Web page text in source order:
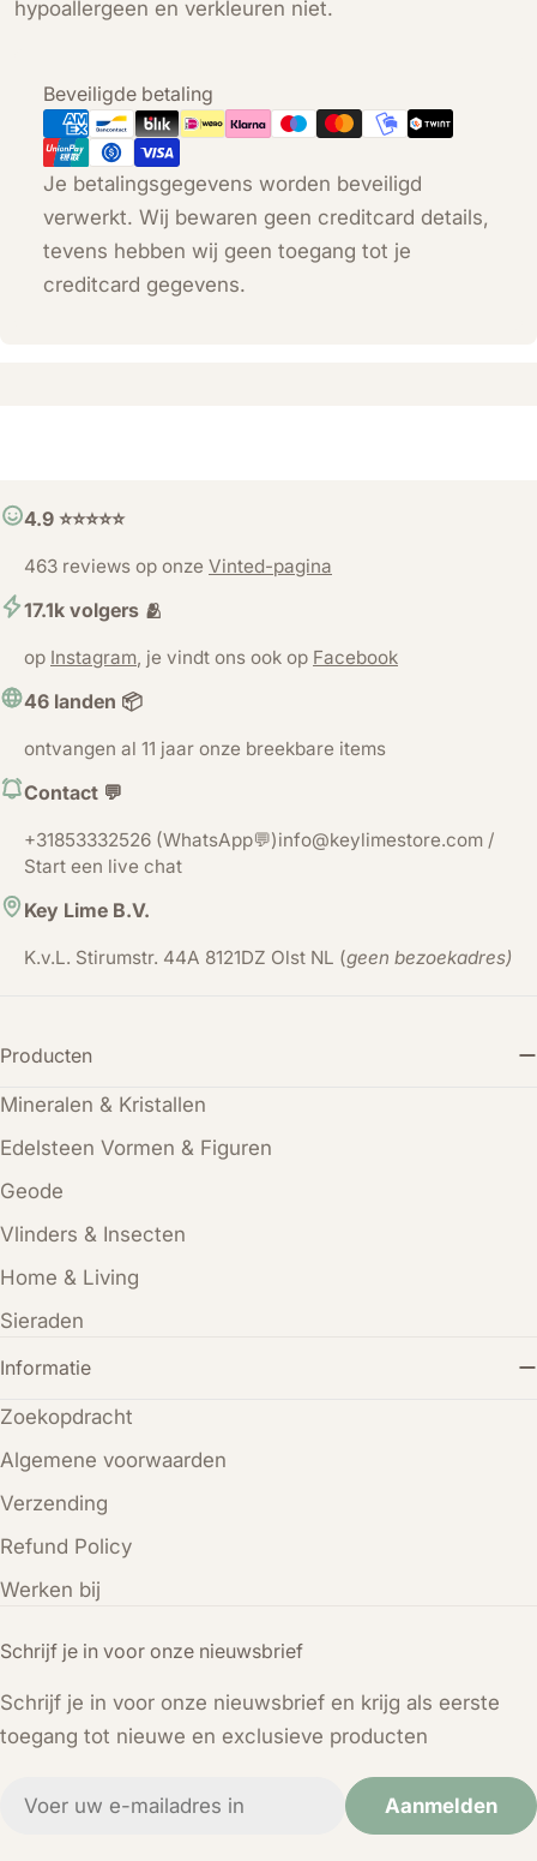
hypoallergeen en verkleuren niet.
Beveiligde betaling
Betaalmethoden
Je betalingsgegevens worden beveiligd
verwerkt. Wij bewaren geen creditcard details,
tevens hebben wij geen toegang tot je
creditcard gegevens.
4.9 ⭐️⭐️⭐️⭐️⭐️
463 reviews op onze Vinted-pagina
17.1k volgers 🫂
op Instagram, je vindt ons ook op Facebook
46 landen 📦
ontvangen al 11 jaar onze breekbare items
Contact 💬
+31853332526 (WhatsApp💬)info@keylimestore.com /
Start een live chat
Key Lime B.V.
K.v.L. Stirumstr. 44A 8121DZ Olst NL (geen bezoekadres)
Schrijf je in voor onze nieuwsbrief
Schrijf je in voor onze nieuwsbrief en krijg als eerste
toegang tot nieuwe en exclusieve producten
Aanmelden
Producten
Mineralen & Kristallen
Edelsteen Vormen & Figuren
Geode
Vlinders & Insecten
Home & Living
Sieraden
Informatie
Zoekopdracht
Algemene voorwaarden
Verzending
Refund Policy
Werken bij